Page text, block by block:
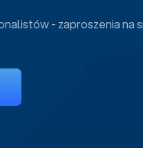
- zaproszenia na